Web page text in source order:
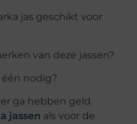
jas geschikt voor
van deze jassen?
nodig?
ga hebben geld
jassen als voor de